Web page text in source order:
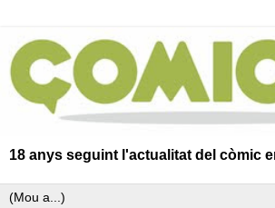
18 anys seguint l'actualitat del còmic